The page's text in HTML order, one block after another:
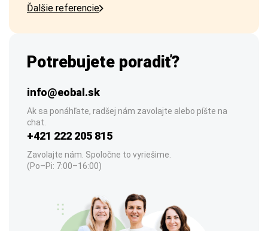
Ďalšie referencie
Potrebujete poradiť?
info@eobal.sk
Ak sa ponáhľate, radšej nám zavolajte alebo píšte na
chat.
+421 222 205 815
Zavolajte nám. Spoločne to vyriešime.
(Po–Pi: 7:00–16:00)